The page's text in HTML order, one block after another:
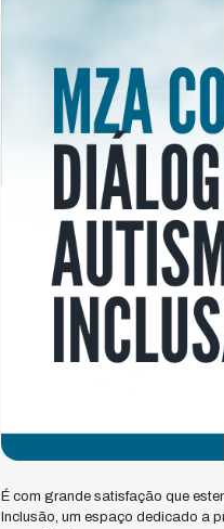
É com grande satisfação que
Inclusão, um espaço dedicado a